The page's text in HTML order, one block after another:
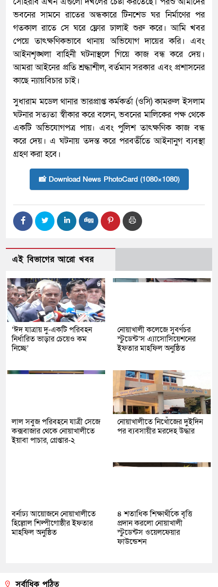
ভবনের সামনে রাতের অন্ধকারে টিনশেড ঘর নির্মাণের পর
গতকাল রাতে সে ঘরে ফ্লোর ঢালাই শুরু করে। আমি খবর
পেয়ে তাৎক্ষণিকভাবে থানায় অভিযোগ দায়ের করি। এবং
আইনশৃঙ্খলা বাহিনী ঘটনাস্থলে গিয়ে কাজ বন্ধ করে দেয়।
আমরা আইনের প্রতি শ্রদ্ধাশীল, বর্তমান সরকার এবং প্রশাসনের
কাছে ন্যায়বিচার চাই।
সুধারাম মডেল থানার ভারপ্রাপ্ত কর্মকর্তা (ওসি) কামরুল ইসলাম
ঘটনার সত্যতা স্বীকার করে বলেন, ভবনের মালিকের পক্ষ থেকে
একটি অভিযোগপত্র পায়৷ এবং পুলিশ তাৎক্ষণিক কাজ বন্ধ
করে দেয়। এ ঘটনায় তদন্ত করে পরবর্তীতে আইনানুগ ব্যবস্থা
গ্রহণ করা হবে।
📸 Download News PhotoCard (1080×1080)
এই বিভাগের আরো খবর
‘ঈদ যাত্রায় দু-একটি পরিবহন
নির্ধারিত ভাড়ার চেয়েও কম
নিচ্ছে’
নোয়াখালী কলেজে সুবর্ণচর
স্টুডেন্ট’স এ্যাসোসিয়েশনের
ইফতার মাহফিল অনুষ্ঠিত
লাল সবুজ পরিবহনে যাত্রী সেজে
কক্সবাজার থেকে নোয়াখালীতে
ইয়াবা পাচার, গ্রেপ্তার-২
নোয়াখালীতে নিখোঁজের দুইদিন
পর ব্যবসায়ীর মরদেহ উদ্ধার
বর্নাঢ্য আয়োজনে নোয়াখালীতে
হিল্লোল শিল্পীগোষ্ঠীর ইফতার
মাহফিল অনুষ্ঠিত
৪ শতাধিক শিক্ষার্থীকে বৃত্তি
প্রদান করলো নোয়াখালী
স্টুডেন্টস ওয়েলফেয়ার
ফাউন্ডেশন
সর্বাধিক পঠিত